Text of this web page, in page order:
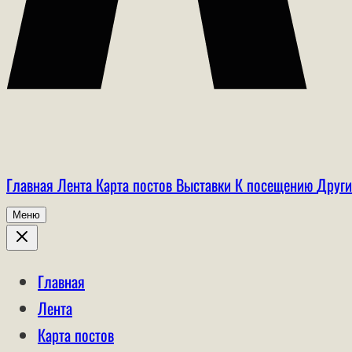
Главная Лента Карта постов Выставки К посещению
Меню
Главная
Лента
Карта постов